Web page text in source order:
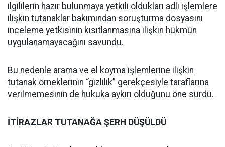
ilgililerin hazır bulunmaya yetkili oldukları adli işlemlere
ilişkin tutanaklar bakımından soruşturma dosyasını
inceleme yetkisinin kısıtlanmasına ilişkin hükmün
uygulanamayacağını savundu.
Bu nedenle arama ve el koyma işlemlerine ilişkin
tutanak örneklerinin “gizlilik” gerekçesiyle taraflarına
verilmemesinin de hukuka aykırı olduğunu öne sürdü.
İTİRAZLAR TUTANAĞA ŞERH DÜŞÜLDÜ